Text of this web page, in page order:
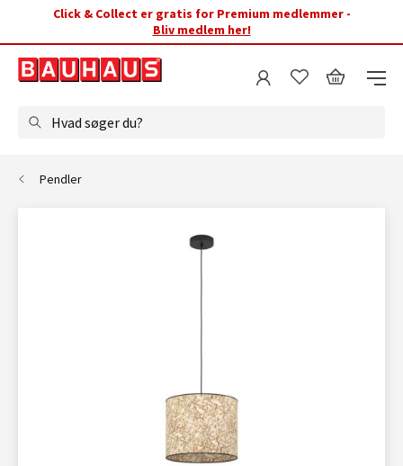
Click & Collect er gratis for Premium medlemmer -
Bliv medlem her!
Hvad søger du?
Pendler